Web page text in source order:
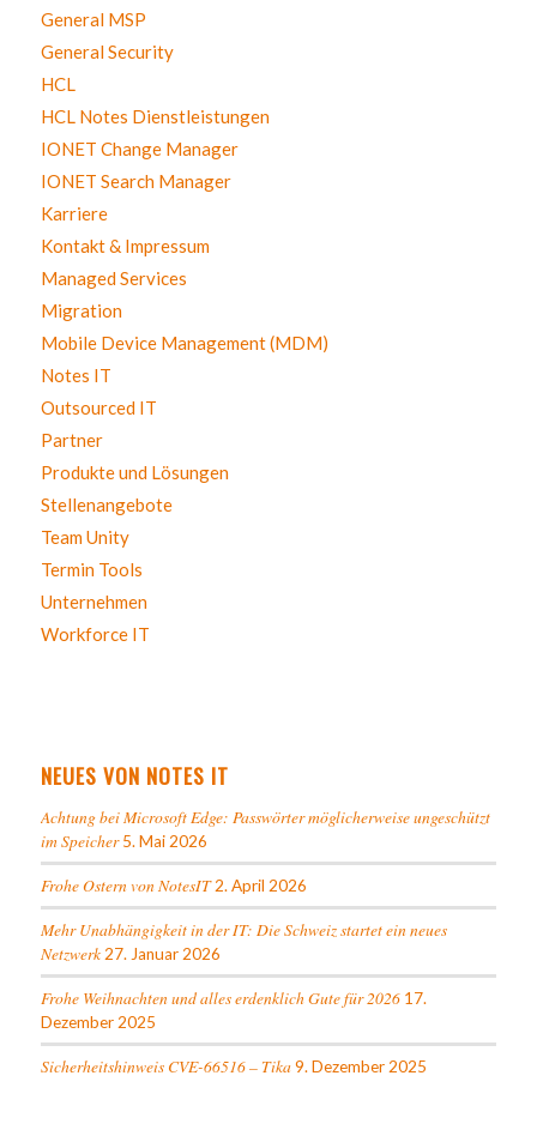
General MSP
General Security
HCL
HCL Notes Dienstleistungen
IONET Change Manager
IONET Search Manager
Karriere
Kontakt & Impressum
Managed Services
Migration
Mobile Device Management (MDM)
Notes IT
Outsourced IT
Partner
Produkte und Lösungen
Stellenangebote
Team Unity
Termin Tools
Unternehmen
Workforce IT
NEUES VON NOTES IT
Achtung bei Microsoft Edge: Passwörter möglicherweise ungeschützt
im Speicher 5. Mai 2026
Frohe Ostern von NotesIT 2. April 2026
Mehr Unabhängigkeit in der IT: Die Schweiz startet ein neues
Netzwerk 27. Januar 2026
Frohe Weihnachten und alles erdenklich Gute für 2026 17.
Dezember 2025
Sicherheitshinweis CVE-66516 – Tika 9. Dezember 2025